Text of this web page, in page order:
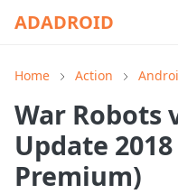
ADADROID
Home Action
War Robots
Update
Premium)